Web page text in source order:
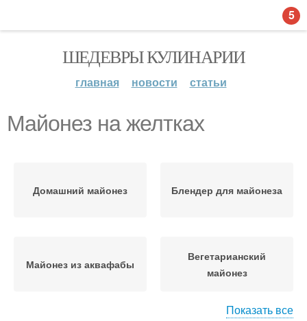
ШЕДЕВРЫ КУЛИНАРИИ
главная новости статьи
Майонез на желтках
Домашний майонез Блендер для майонеза
Майонез из аквафабы
Вегетарианский
майонез
Показать все
5